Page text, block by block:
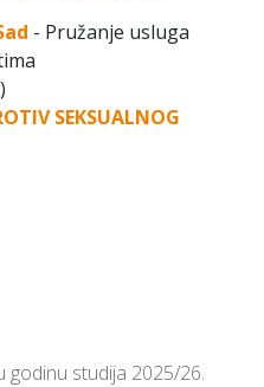
godinu studija 2025/26.
- Pružanje usluga
SEKSUALNOG